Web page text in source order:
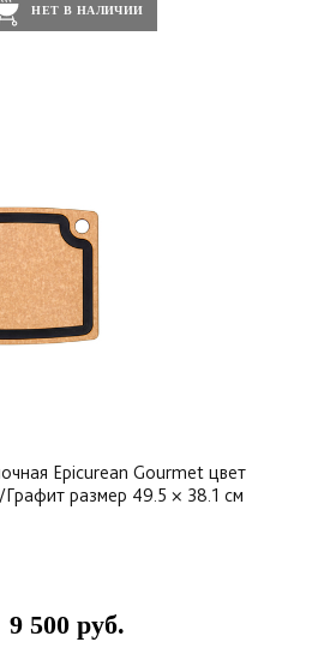
НЕТ В НАЛИЧИИ
Epicurean Gourmet цвет
размер 49.5 × 38.1 см
9 500 руб.